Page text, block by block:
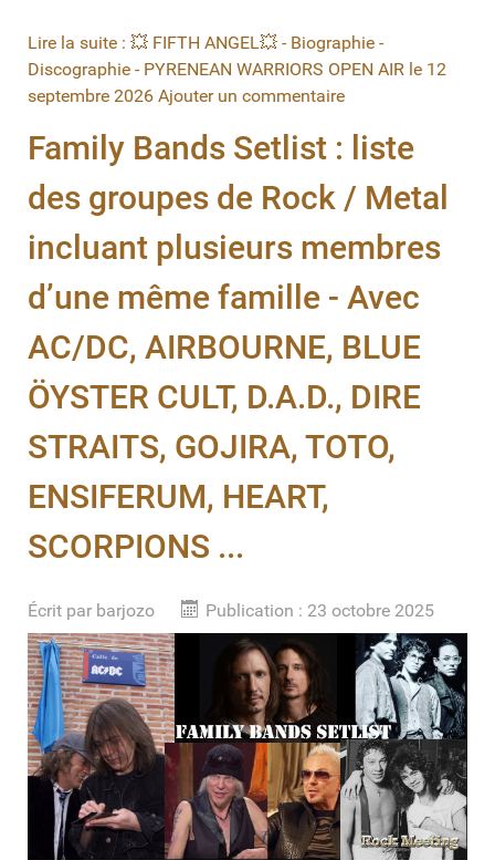
Lire la suite : 💥 FIFTH ANGEL💥 - Biographie -
Discographie - PYRENEAN WARRIORS OPEN AIR le 12
septembre 2026 Ajouter un commentaire
Family Bands Setlist : liste
des groupes de Rock / Metal
incluant plusieurs membres
d’une même famille - Avec
AC/DC, AIRBOURNE, BLUE
ÖYSTER CULT, D.A.D., DIRE
STRAITS, GOJIRA, TOTO,
ENSIFERUM, HEART,
SCORPIONS ...
Écrit par barjozo Publication : 23 octobre 2025